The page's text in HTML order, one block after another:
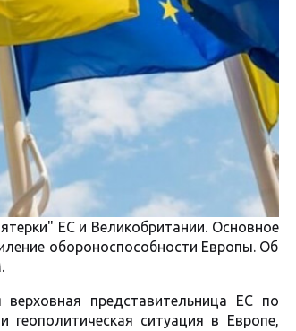
ЕС и Великобритании. Основное
обороноспособности Европы. Об
представительница ЕС по
ситуация в Европе,